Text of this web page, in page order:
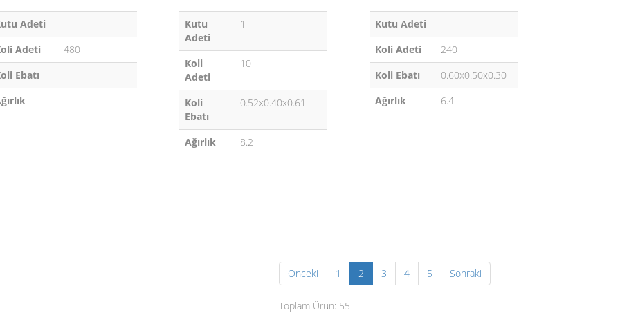
Adeti
Adeti
480
Ebatı
Kutu
Adeti
1
Koli
Adeti
10
Koli
Ebatı
0.52x0.40x0.61
Ağırlık 8.2
Kutu Adeti
Koli Adeti
240
Koli Ebatı
0.60x0.50x0.30
Ağırlık
6.4
Önceki 1 2 3 4 5 Sonraki
Toplam Ürün: 55